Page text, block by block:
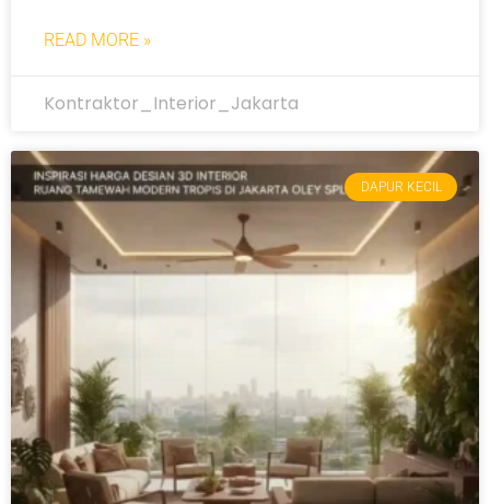
READ MORE »
Kontraktor_Interior_Jakarta
DAPUR KECIL